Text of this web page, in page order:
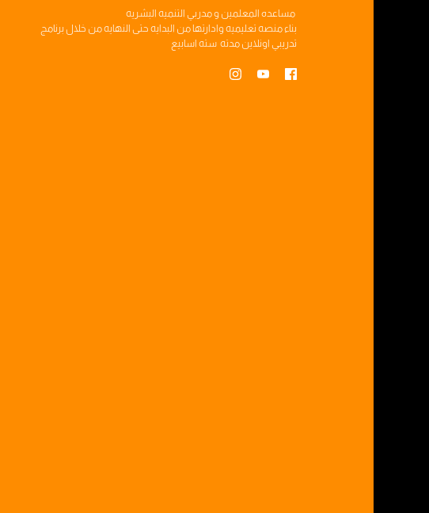
مساعده المعلمين ومدربي التنميه البشريه
بناءمنصه تعليميه وادارتها من البدايه حتى النهايه من خلال برنامج
تدريبي اونلاين مدته سته اسابيع